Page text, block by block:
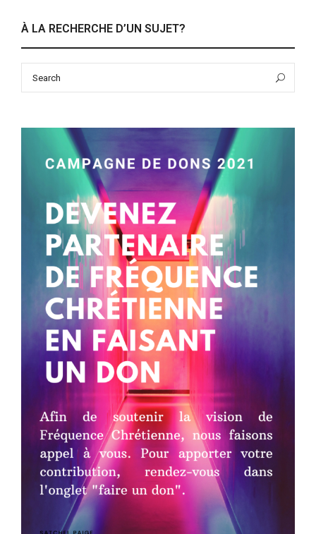
À LA RECHERCHE D’UN SUJET?